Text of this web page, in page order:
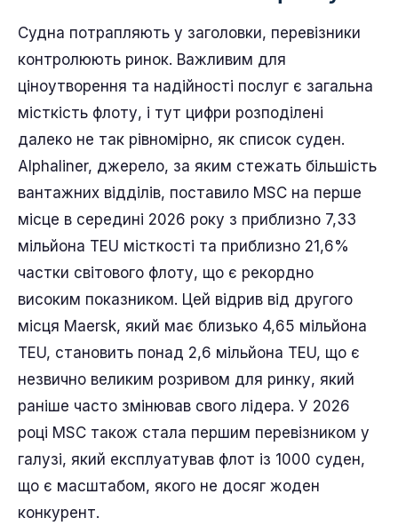
Судна потрапляють у заголовки, перевізники
контролюють ринок. Важливим для
ціноутворення та надійності послуг є загальна
місткість флоту, і тут цифри розподілені
далеко не так рівномірно, як список суден.
Alphaliner, джерело, за яким стежать більшість
вантажних відділів, поставило MSC на перше
місце в середині 2026 року з приблизно 7,33
мільйона TEU місткості та приблизно 21,6%
частки світового флоту, що є рекордно
високим показником. Цей відрив від другого
місця Maersk, який має близько 4,65 мільйона
TEU, становить понад 2,6 мільйона TEU, що є
незвично великим розривом для ринку, який
раніше часто змінював свого лідера. У 2026
році MSC також стала першим перевізником у
галузі, який експлуатував флот із 1000 суден,
що є масштабом, якого не досяг жоден
конкурент.